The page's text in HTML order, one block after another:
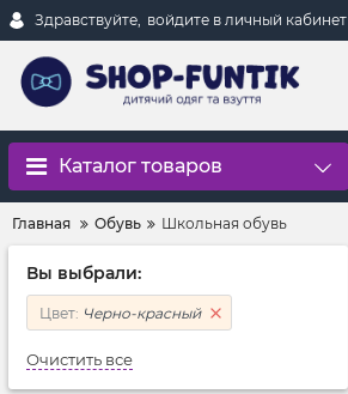
Здравствуйте, войдите в личный кабинет
Каталог товаров
Главная Обувь Школьная обувь
Вы выбрали:
Цвет: Черно-красный
Очистить все